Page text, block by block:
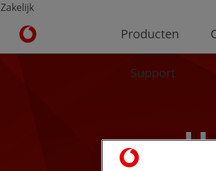
Zakelijk
Ga naar de Vodafone homepage
Producten
Support